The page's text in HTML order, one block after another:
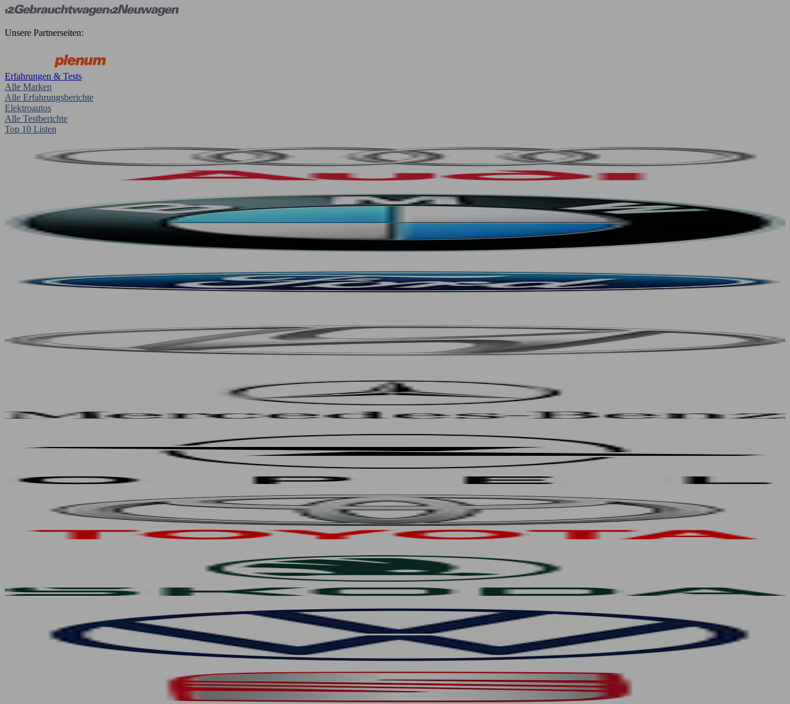
Unsere Partnerseiten:
Erfahrungen & Tests
Alle Marken
Alle Erfahrungsberichte
Elektroautos
Alle Testberichte
Top 10 Listen